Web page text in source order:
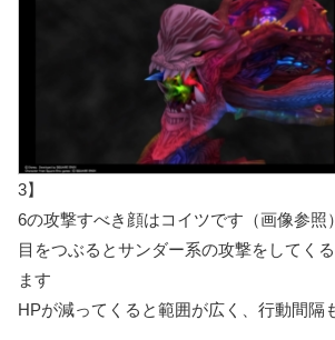
3】
6の攻撃すべき顔はコイツです（画像参照）
目をつぶるとサンダー系の攻撃をしてくる
ます
HPが減ってくると範囲が広く、行動間隔